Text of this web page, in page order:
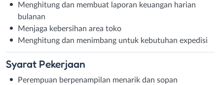
Menghitung dan membuat laporan keuangan harian
bulanan
Menjaga kebersihan area toko
Menghitung dan menimbang untuk kebutuhan expedisi
Syarat Pekerjaan
Perempuan berpenampilan menarik dan sopan